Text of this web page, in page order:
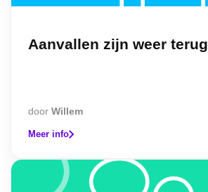
Aanvallen zijn weer terug
door Willem
Meer info